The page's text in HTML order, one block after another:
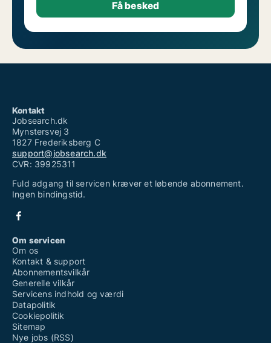
Kontakt
Jobsearch.dk
Mynstersvej 3
1827 Frederiksberg C
support@jobsearch.dk
CVR: 39925311
Fuld adgang til servicen kræver et løbende abonnement.
Ingen bindingstid.
Om servicen
Om os
Kontakt & support
Abonnementsvilkår
Generelle vilkår
Servicens indhold og værdi
Datapolitik
Cookiepolitik
Sitemap
Nye jobs (RSS)